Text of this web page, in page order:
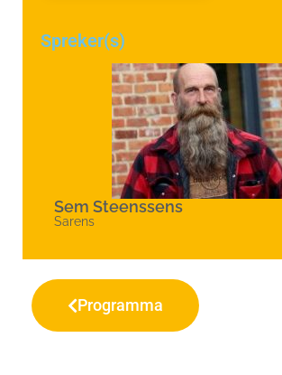
Spreker(s)
Sem Steenssens
Sarens
Programma